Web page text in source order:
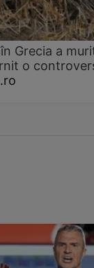
Grecia a
o